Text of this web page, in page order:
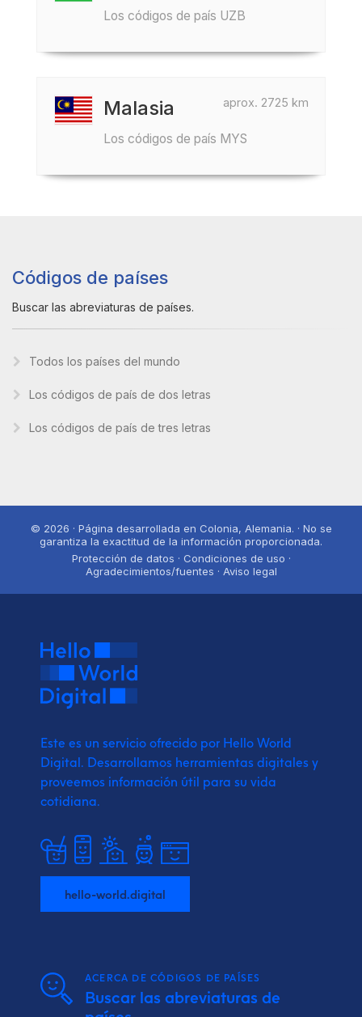
Los códigos de país UZB
aprox. 2725 km
Malasia
Los códigos de país MYS
Códigos de países
Buscar las abreviaturas de países.
Todos los países del mundo
Los códigos de país de dos letras
Los códigos de país de tres letras
© 2026 · Página desarrollada en Colonia, Alemania. · No se
garantiza la exactitud de la información proporcionada.
Protección de datos · Condiciones de uso ·
Agradecimientos/fuentes · Aviso legal
Este es un servicio ofrecido por Hello World
Digital. Desarrollamos herramientas digitales y
proveemos información útil para su vida
cotidiana.
hello-world.digital
ACERCA DE CÓDIGOS DE PAÍSES
Buscar las abreviaturas de